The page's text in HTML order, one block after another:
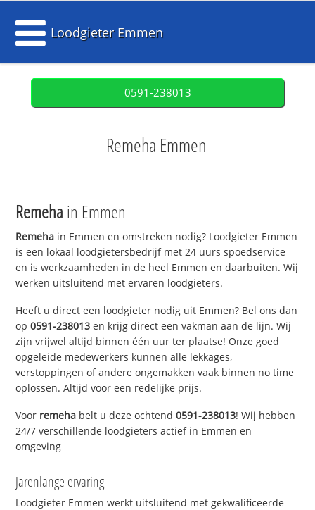
Loodgieter Emmen
0591-238013
Remeha Emmen
Remeha in Emmen
Remeha in Emmen en omstreken nodig? Loodgieter Emmen
is een lokaal loodgietersbedrijf met 24 uurs spoedservice
en is werkzaamheden in de heel Emmen en daarbuiten. Wij
werken uitsluitend met ervaren loodgieters.
Heeft u direct een loodgieter nodig uit Emmen? Bel ons dan
op0591-238013 en krijg direct een vakman aan de lijn. Wij
zijn vrijwel altijd binnen één uur ter plaatse! Onze goed
opgeleide medewerkers kunnen alle lekkages,
verstoppingen of andere ongemakken vaak binnen no time
oplossen. Altijd voor een redelijke prijs.
Voor remeha belt u deze ochtend0591-238013! Wij hebben
24/7 verschillende loodgieters actief in Emmen en
omgeving
Jarenlange ervaring
Loodgieter Emmen werkt uitsluitend met gekwalificeerde